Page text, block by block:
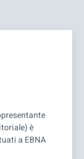
è
a EBNA